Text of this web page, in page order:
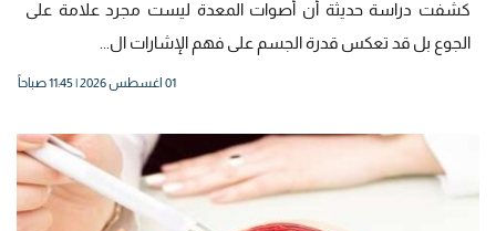
كشفت دراسة حديثة أن أصوات المعدة ليست مجرد علامة على
الجوع بل قد تعكس قدرة الجسم على فهم الإشارات ال...
01 اغسطس 2026 | 11:45 صباحاً